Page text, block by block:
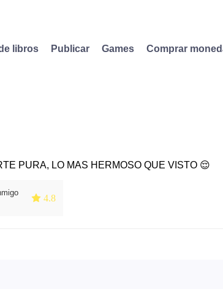
libros Publicar Games Comprar
PURA, LO MAS HERMOSO QUE VISTO 😌
 4.8